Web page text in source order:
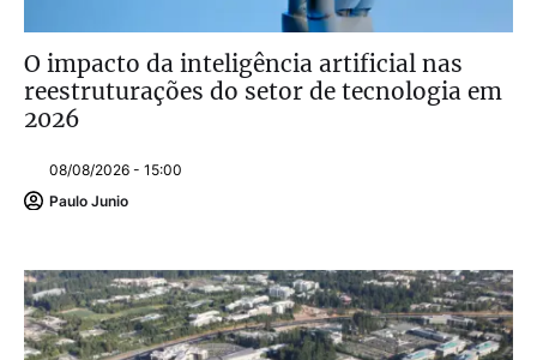
O impacto da inteligência artificial nas
reestruturações do setor de tecnologia em
2026
08/08/2026 - 15:00
Paulo Junio